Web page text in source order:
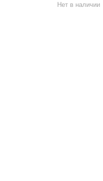
Нет в наличии